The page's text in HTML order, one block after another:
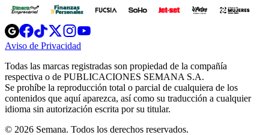
Opens
in
new
Opens
in
new
Opens
in
new
window
Opens
new
windowwindow
Aviso de Privacidad
new
window
Todas las marcas registradas son propiedad de la compañía
respectiva o de PUBLICACIONES SEMANA S.A.
Se prohíbe la reproducción total o parcial de cualquiera de los
contenidos que aquí aparezca, así como su traducción a cualquier
idioma sin autorización escrita por su titular.
© 2026 Semana. Todos los derechos reservados.